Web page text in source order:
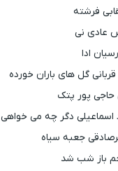
فرشته
عادی نی
ادا
گل های باران خورده
حاجی پور پتک
اسماعیلی دگر چه می خواهی
جعبه سیاه
جم باز شب شد